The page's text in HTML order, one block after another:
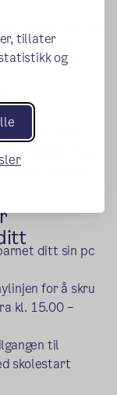
tillater
og
feil, kan du
ved å
nettsiden finner
deg inn
ditt sin pc
for å skru
kl. 15.00 –
til
skolestart